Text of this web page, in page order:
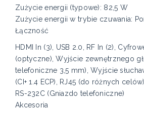
Zużycie energii (typowe): 82,5 W
Zużycie energii w trybie czuwania:
Łączność
HDMI In (3), USB 2.0, RF In (2),
(optyczne), Wyjście zewnętrznego
telefoniczne 3,5 mm), Wyjście
(CI+ 1.4 ECP), RJ45 (do różnych
RS-232C (Gniazdo telefoniczne)
Akcesoria